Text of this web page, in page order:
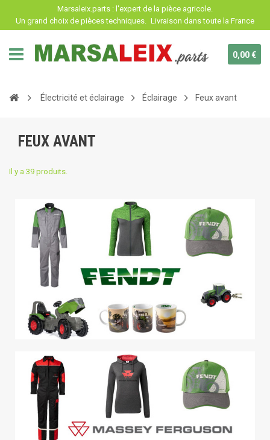
Marsaleix.parts : l'expert de la pièce agricole.
Un grand choix de pièces techniques. Livraison dans toute la France
0,00 €
Électricité et éclairage Éclairage Feux avant
FEUX AVANT
Il y a 39 produits.
Panneau de gestion des cookies